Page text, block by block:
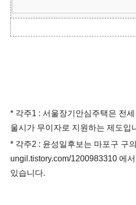
* 각주1 : 서울장기안심주택은 전
울시가 무이자로 지원하는 제도입
* 각주2 : 윤성일후보는 마포구 구
ungil.tistory.com/1200983310 에
있습니다.